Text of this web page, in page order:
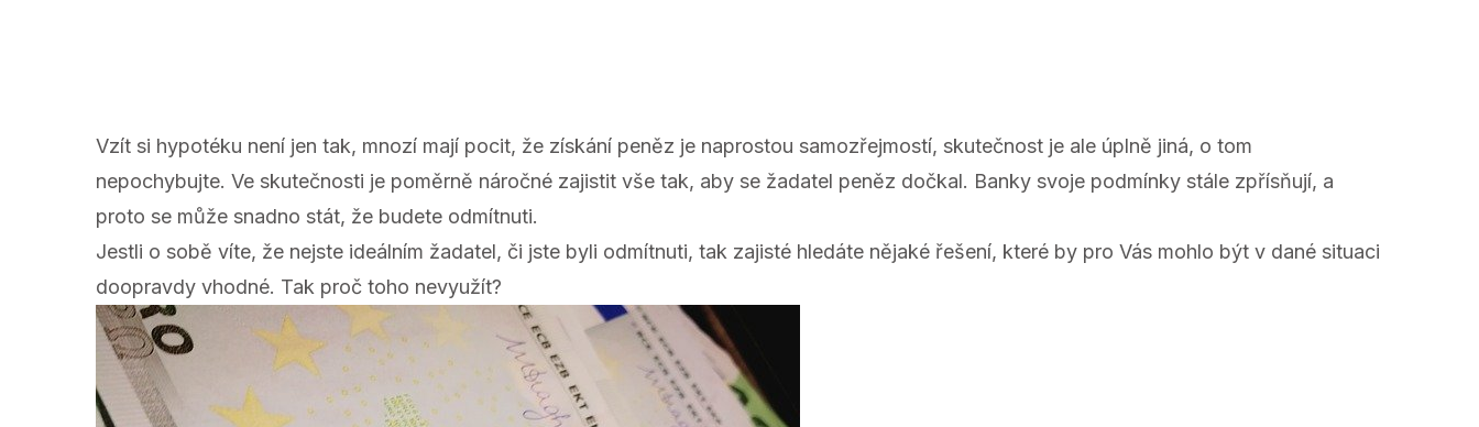
Vzít si hypotéku není jen tak, mnozí mají pocit, že získání peněz je naprostou samozřejmostí, skutečnost je ale úplně jiná, o tom
nepochybujte. Ve skutečnosti je poměrně náročné zajistit vše tak, aby se žadatel peněz dočkal. Banky svoje podmínky stále zpřísňují, a
proto se může snadno stát, že budete odmítnuti.
Jestli o sobě víte, že nejste ideálním žadatel, či jste byli odmítnuti, tak zajisté hledáte nějaké řešení, které by pro Vás mohlo být v dané situaci
doopravdy vhodné. Tak proč toho nevyužít?